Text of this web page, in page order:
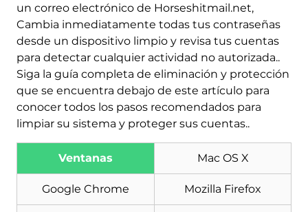
un correo electrónico de Horseshitmail.net,
Cambia inmediatamente todas tus contraseñas
desde un dispositivo limpio y revisa tus cuentas
para detectar cualquier actividad no autorizada..
Siga la guía completa de eliminación y protección
que se encuentra debajo de este artículo para
conocer todos los pasos recomendados para
limpiar su sistema y proteger sus cuentas..
Ventanas Mac OS X
Google Chrome Mozilla Firefox
Descargar
Herramienta de
eliminación de software
malintencionado